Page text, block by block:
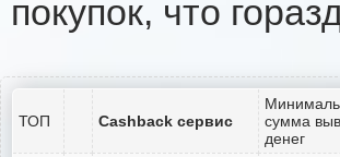
покупок, что
ТОП Cashback сервис
сумма
денег